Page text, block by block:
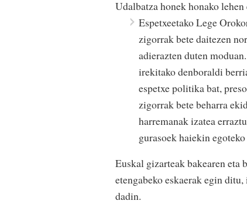
Udalbatza honek honako lehen
Espetxeetako Lege
zigorrak bete daitezen
adierazten duten
irekitako denboraldi
espetxe politika bat,
zigorrak bete beharra
harremanak izatea
gurasoek haiekin
Euskal gizarteak bakearen eta
etengabeko eskaerak egin
dadin.